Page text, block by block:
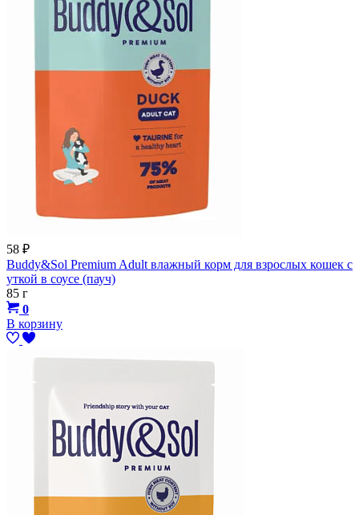
58 ₽
Buddy&Sol Premium Adult влажный корм для взрослых кошек с
уткой в соусе (пауч)
85 г
0
В корзину